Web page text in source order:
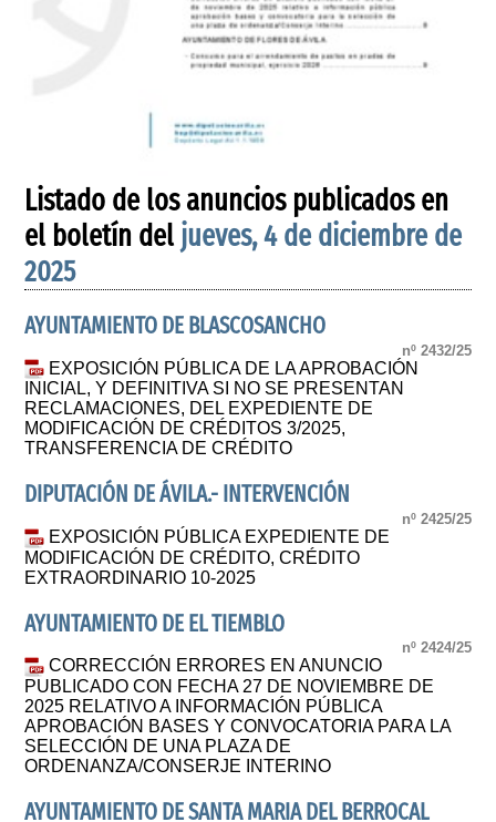
Listado de los anuncios publicados en
el boletín del jueves, 4 de diciembre de
2025
AYUNTAMIENTO DE BLASCOSANCHO
nº 2432/25
EXPOSICIÓN PÚBLICA DE LA APROBACIÓN
INICIAL, Y DEFINITIVA SI NO SE PRESENTAN
RECLAMACIONES, DEL EXPEDIENTE DE
MODIFICACIÓN DE CRÉDITOS 3/2025,
TRANSFERENCIA DE CRÉDITO
DIPUTACIÓN DE ÁVILA.- INTERVENCIÓN
nº 2425/25
EXPOSICIÓN PÚBLICA EXPEDIENTE DE
MODIFICACIÓN DE CRÉDITO, CRÉDITO
EXTRAORDINARIO 10-2025
AYUNTAMIENTO DE EL TIEMBLO
nº 2424/25
CORRECCIÓN ERRORES EN ANUNCIO
PUBLICADO CON FECHA 27 DE NOVIEMBRE DE
2025 RELATIVO A INFORMACIÓN PÚBLICA
APROBACIÓN BASES Y CONVOCATORIA PARA LA
SELECCIÓN DE UNA PLAZA DE
ORDENANZA/CONSERJE INTERINO
AYUNTAMIENTO DE SANTA MARIA DEL BERROCAL